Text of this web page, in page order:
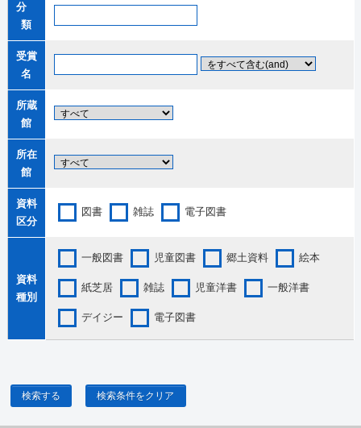
分
類
受賞
名
所蔵
館
所在
館
資料
区分
図書 雑誌 電子図書
資料
種別
一般図書 児童図書 郷土資料 絵本
紙芝居 雑誌 児童洋書 一般洋書
デイジー 電子図書
検索する 検索条件をクリア